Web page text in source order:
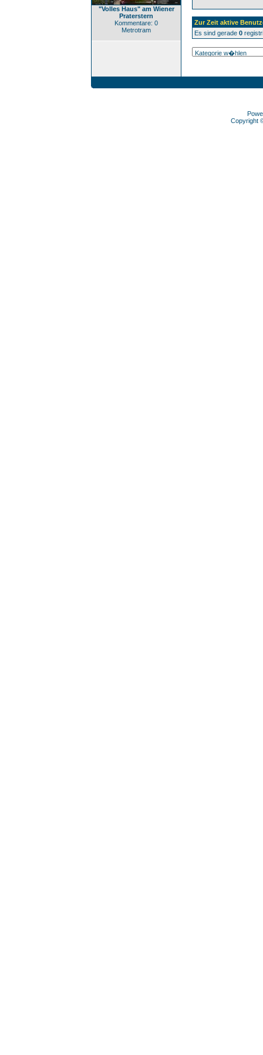
"Volles Haus" am Wiener
Praterstern
Kommentare: 0
Metrotram
Zur Zeit aktive
Es sind gerade 0
Copyright